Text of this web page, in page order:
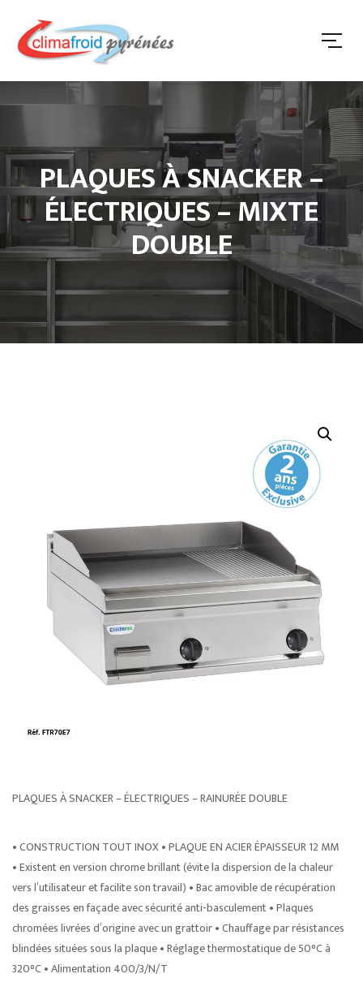
PLAQUES À SNACKER –
ÉLECTRIQUES – MIXTE
DOUBLE
PLAQUES À SNACKER – ÉLECTRIQUES – RAINURÉE DOUBLE
• CONSTRUCTION TOUT INOX • PLAQUE EN ACIER ÉPAISSEUR 12 MM
• Existent en version chrome brillant (évite la dispersion de la chaleur
vers l’utilisateur et facilite son travail) • Bac amovible de récupération
des graisses en façade avec sécurité anti-basculement • Plaques
chromées livrées d’origine avec un grattoir • Chauffage par résistances
blindées situées sous la plaque • Réglage thermostatique de 50°C à
320°C • Alimentation 400/3/N/T